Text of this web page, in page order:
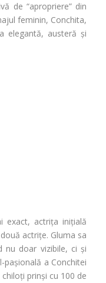
de “apropriere” din
feminin, Conchita,
elegantă, austeră și
exact, actrița inițială
actrițe. Gluma sa
nu doar vizibile, ci și
a Conchitei
prinși cu 100 de